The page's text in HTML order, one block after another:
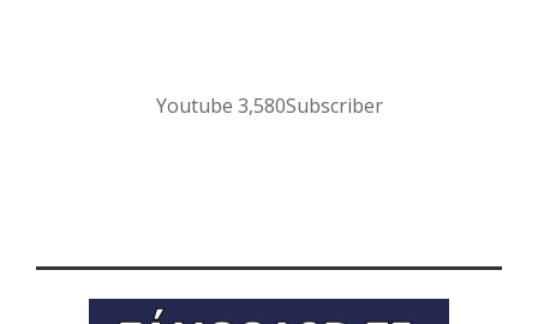
Youtube 3,580Subscriber